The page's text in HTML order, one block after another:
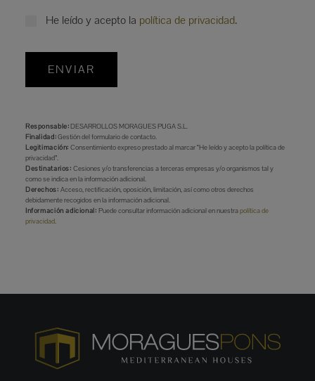
He leído y acepto la política de privacidad.
ENVIAR
Responsable:DESARROLLOS MORAGUES PUGA S.L.
Finalidad:Gestión del formulario de contacto.
Legitimación: Consentimiento expreso prestado al marcar “He leído y acepto la política de
privacidad”.
Destinatarios: Cesiones y/o transferencias a terceras empresas y/o organismos tal y
como se indica en la información adicional.
Derechos: Acceso, rectificación, oposición, limitación, así como otros derechos
debidamente recogidos en la información adicional.
Información adicional: Puede consultar información adicional en nuestrapolítica de
privacidad.